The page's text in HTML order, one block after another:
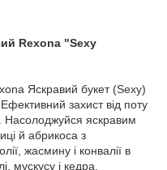
Rexona "Sexy
Яскравий букет (Sexy)
захист від поту
Насолоджуйся яскравим
й абрикоса з
жасмину і конвалії в
мускусу і кедра.